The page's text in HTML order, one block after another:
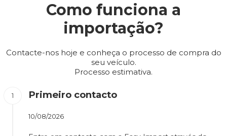
Como funciona a
importação?
Contacte-nos hoje e conheça o processo de compra do
seu veículo.
Processo estimativa.
Primeiro contacto
10/08/2026